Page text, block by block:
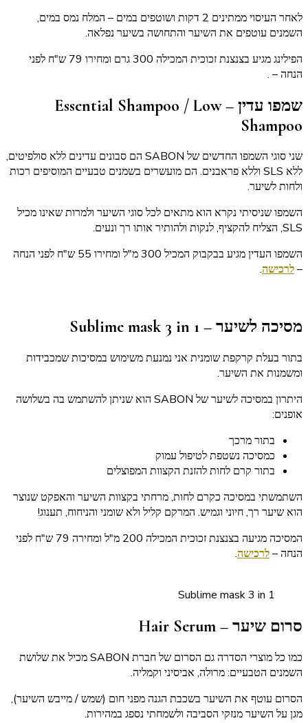
לאחר העיסוי ממתינים 2 דקות ושוטפים במים – המלח נמס במים,
השמנים עוטפים את השיער והתחושה בשיער נפלאה.
הפילינג מגיע בצנצנת זכוכית המכילה 300 גרם ומחירו 79 ש"ח לפני
הנחה – .
שמפו עדין – Essential Shampoo / Low
Shampoo
שני סוגי השמפו החדשים של SABON הם סבונים עדינים ללא סולפיטים,
ללא SLS וללא פראבנים. הם מועשרים בשמנים טבעיים המוסיפים רכות
ולחות לשיער.
השמפו שניסיתי נקרא הוא מתאים לכל סוגי השיער ולמרות שאינו מכיל
SLS, הצליח להקציף, לנקות ולהותיר אותו רך ונעים.
השמפו העדין מגיע בבקבוק המכיל 300 מ"ל ומחירו 55 ש"ח לפני הנחה
–לרכישה.
מסיכה לשיער – Sublime mask 3 in 1
בתור בעלת קרקפת שומנית אני נמנעת משימוש במסיכות שמכבידות
ומשמנות את השיער.
היתרון במסיכה לשיער של SABON הוא שניתן להשתמש בה בשלושה
אופנים:
בתור מרכך
כמסיכה נשטפת לטיפול עמוק
בתור קרם לחות להזנת הקצוות המפוצלים
השתמשתי במסיכה כקרם לחות, מרחתי בקצוות השיער והאפקט שנוצר
הוא שיער רך, חיוני וגמיש. המרקם קליל ולא שומני והניחוח, תענוג!
המסיכה מגיעה בצנצנת זכוכית המכילה 200 מ"ל ומחירה 79 ש"ח לפני
הנחה –לרכישה.
Sublime mask 3 in 1
סרום שיער – Hair Serum
כמו כל מוצרי הסדרה גם הסרום של חברת SABON מכיל את שלושת
השמנים הטבעיים: מרולה, אביסיני וקמליה.
הסרום עוטף את השיער בשכבת הגנה מפני חום (שמש / מייבש השיער),
מגן על השיער מנזקי הסביבה ולשמחתי נספג במהירות.